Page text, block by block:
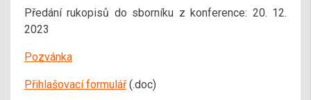
Předání rukopisů do sborníku z konference: 20. 12.
2023
Pozvánka
Přihlašovací formulář(.doc)